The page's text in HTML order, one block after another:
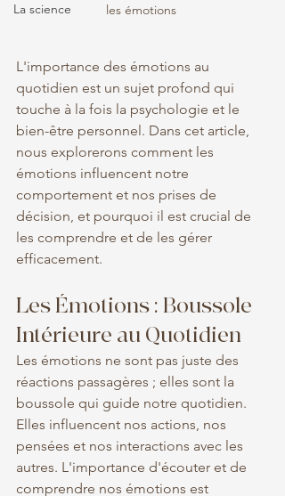
La science
les émotions
L'importance des émotions au
quotidien est un sujet profond qui
touche à la fois la psychologie et le
bien-être personnel. Dans cet article,
nous explorerons comment les
émotions influencent notre
comportement et nos prises de
décision, et pourquoi il est crucial de
les comprendre et de les gérer
efficacement.
Les Émotions : Boussole
Intérieure au Quotidien
Les émotions ne sont pas juste des
réactions passagères ; elles sont la
boussole qui guide notre quotidien.
Elles influencent nos actions, nos
pensées et nos interactions avec les
autres. L'importance d'écouter et de
comprendre nos émotions est